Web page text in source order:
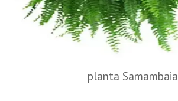
planta Samambaia